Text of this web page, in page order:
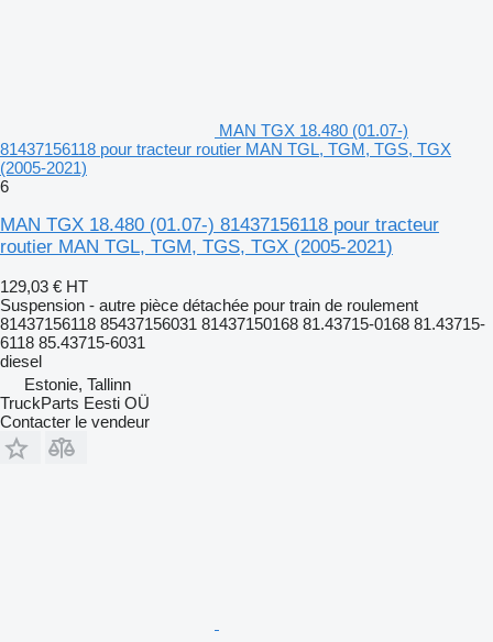
MAN TGX 18.480 (01.07-)
81437156118 pour tracteur routier MAN TGL, TGM, TGS, TGX
(2005-2021)
6
MAN TGX 18.480 (01.07-) 81437156118 pour tracteur
routier MAN TGL, TGM, TGS, TGX (2005-2021)
129,03 € HT
Suspension - autre pièce détachée pour train de roulement
81437156118 85437156031 81437150168 81.43715-0168 81.43715-
6118 85.43715-6031
diesel
Estonie, Tallinn
TruckParts Eesti OÜ
Contacter le vendeur